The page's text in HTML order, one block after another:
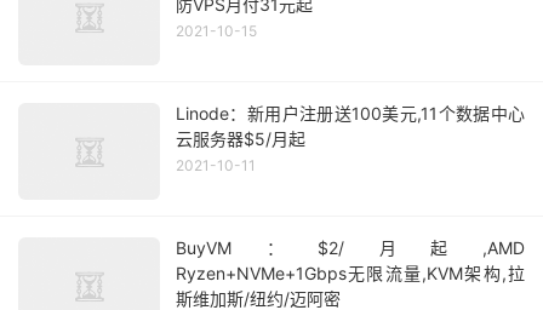
2021-10-15
Linode：新用户注册送100美元,11个数据中心
云服务器$5/月起
2021-10-11
BuyVM：$2/月起,AMD
Ryzen+NVMe+1Gbps无限流量,KVM架构,拉
斯维加斯/纽约/迈阿密